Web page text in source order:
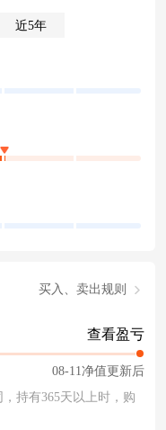
近5年
买入、卖出规则
查看盈亏
08-11净值更新后
持有365天以上时，购